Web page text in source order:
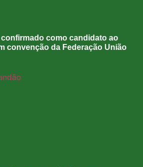
confirmado como candidato ao
convenção da Federação União